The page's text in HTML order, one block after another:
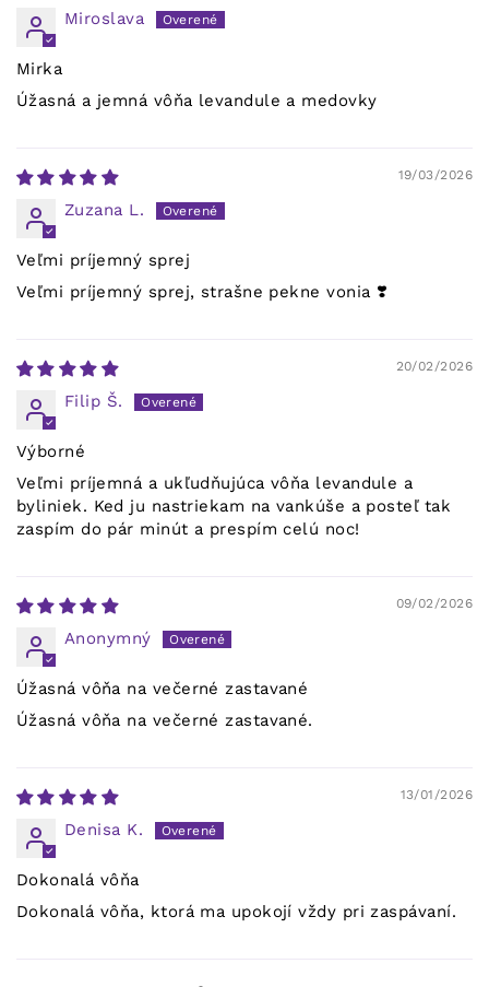
Miroslava
Mirka
Úžasná a jemná vôňa levandule a medovky
19/03/2026
Zuzana L.
Veľmi príjemný sprej
Veľmi príjemný sprej, strašne pekne vonia ❣️
20/02/2026
Filip Š.
Výborné
Veľmi príjemná a ukľudňujúca vôňa levandule a
byliniek. Ked ju nastriekam na vankúše a posteľ tak
zaspím do pár minút a prespím celú noc!
09/02/2026
Anonymný
Úžasná vôňa na večerné zastavané
Úžasná vôňa na večerné zastavané.
13/01/2026
Denisa K.
Dokonalá vôňa
Dokonalá vôňa, ktorá ma upokojí vždy pri zaspávaní.